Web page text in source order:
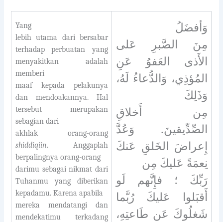
Yang
lebih utama dari bersabar
terhadap perbuatan yang
menyakitkan adalah
memberi
maaf kepada pelakunya
dan mendoakannya. Hal
tersebut merupakan
sebagian dari
akhlak orang-orang
shiddiqiin. Anggaplah
berpalingnya orang-orang
darimu sebagai nikmat dari
Tuhanmu yang diberikan
kepadamu. Karena apabila
mereka mendatangi dan
mendekatimu terkadang
وَأفضَلُ
مِنَ الصَّبرِ عَلى
الأَذى العَفوُ عَنِ
المُؤذِي، وَالدُّعاءُ لَهُ،
وَذَلِكَ
مِن أَخلاقِ
الصِّدِّيقينَ. وَعُدَّ
إِعراضَ الخَلقِ عَنكَ
نِعمَةً عَليكَ مِن
رَبِّكَ ؛ فإِنَّهم لَو
أَقبَلوا عَليكَ رُبَّما
شَغلُوكَ عَن طَاعتِهِ،